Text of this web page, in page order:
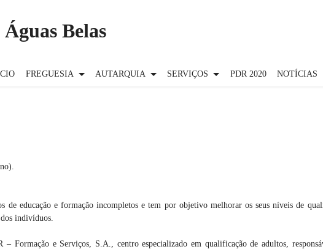
Belas
FREGUESIA AUTARQUIA SERVIÇOS PDR 2020 NOTÍCIAS
educação e formação incompletos e tem por objetivo melhorar os seus níveis de
indivíduos.
e Serviços, S.A., centro especializado em qualificação de adultos,